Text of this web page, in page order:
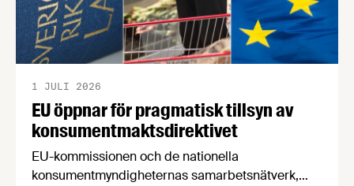
EU öppnar för pragmatisk tillsyn av
konsumentmaktsdirektivet
1 JULI 2026
EU-kommissionen och de nationella
konsumentmyndigheternas samarbetsnätverk,